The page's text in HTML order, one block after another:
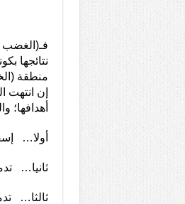
فـ(الغضب
نتائجها
منطقة
إن انتهت
أهدافها؛
أولا…
ثانيا…
ثالثا…